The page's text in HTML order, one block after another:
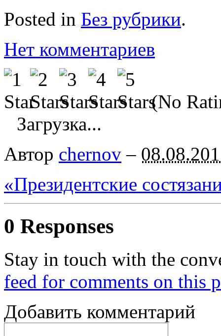
Posted in Без рубрики.
Нет комментариев
(No
Загрузка...
Автор chernov –
«Президентские
0 Responses
Stay in touch with the
feed for comments on this
Добавить комментарий